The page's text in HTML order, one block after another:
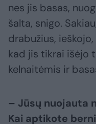
nes jis basas,
šalta, snigo.
drabužius,
kad jis tikrai išėjo
kelnaitėmis ir
– Jūsų nuojauta
Kai aptikote